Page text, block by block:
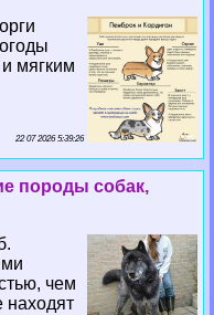
мягким
22 07 2026 5:39:26
породы собак,
чем
находят